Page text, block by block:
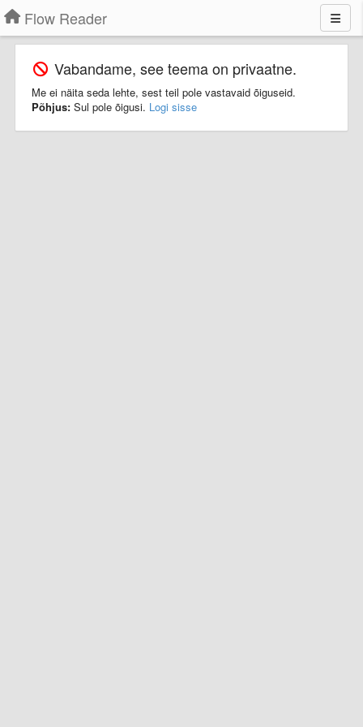
Flow Reader
Vabandame, see teema on privaatne.
Me ei näita seda lehte, sest teil pole vastavaid õiguseid.
Põhjus: Sul pole õigusi. Logi sisse